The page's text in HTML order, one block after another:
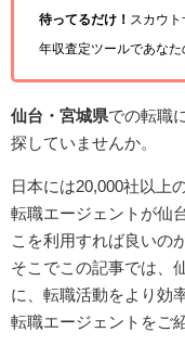
待ってるだけ！ スカウト
年収査定ツールであな
仙台・宮城県での転職
探していませんか。
日本には20,000社以上
転職エージェントが仙
こを利用すれば良いの
そこでこの記事では、
に、転職活動をより効
転職エージェントをご